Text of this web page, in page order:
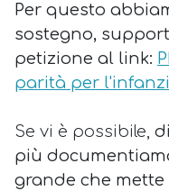
Per questo
sostegno,
petizione al link:
parità per
Se vi è possibile,
più
grande che